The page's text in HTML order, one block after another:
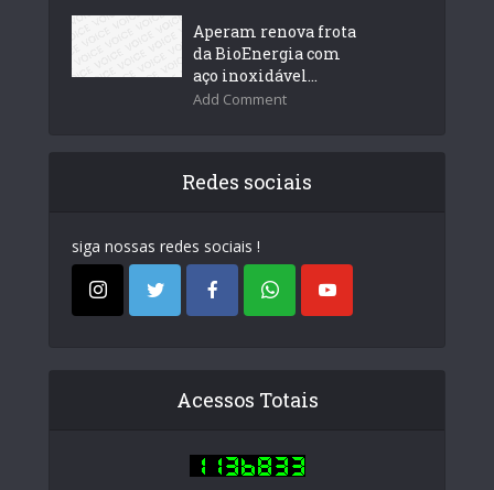
Aperam renova frota
da BioEnergia com
aço inoxidável...
Add Comment
Redes sociais
siga nossas redes sociais !
Acessos Totais